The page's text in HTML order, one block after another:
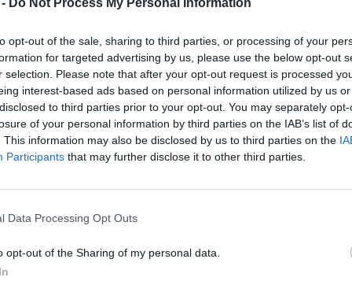
Do Not Process My Personal Information
opt-out of the sale, sharing to third parties, or processing of your
for targeted advertising by us, please use the below opt-out
selection. Please note that after your opt-out request is processed
interest-based ads based on personal information utilized by us
to third parties prior to your opt-out. You may separately
of your personal information by third parties on the IAB’s list of
This information may also be disclosed by us to third parties on the
Participants that may further disclose it to other third parties.
Data Processing Opt Outs
opt-out of the Sharing of my personal data.
v Velenju izdelali milijonti aparat, odkar so
pomivalni stroj blagovne znamke Asko.
konec avgusta 2013, ko smo izdelali 32.102
razširili še na pomivalne aparate za
in Asko delita vsaka polovico proizvodnje,"
Jubilejni aparat bodo podarili enemu od